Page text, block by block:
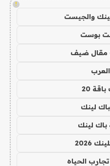
!
والجيست
بوست
20
لينك
باك لينك
2026
الحياه